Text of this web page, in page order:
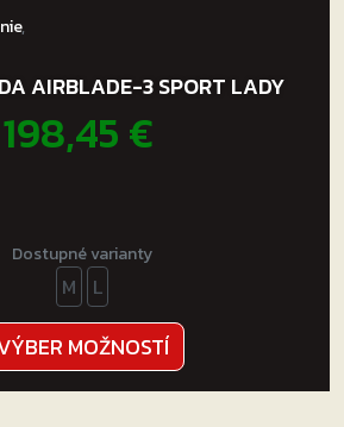
,
AIRBLADE-3 SPORT LADY
198,45€
Dostupné varianty
M L
MOŽNOSTÍ
produkt